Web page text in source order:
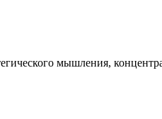
мышления,